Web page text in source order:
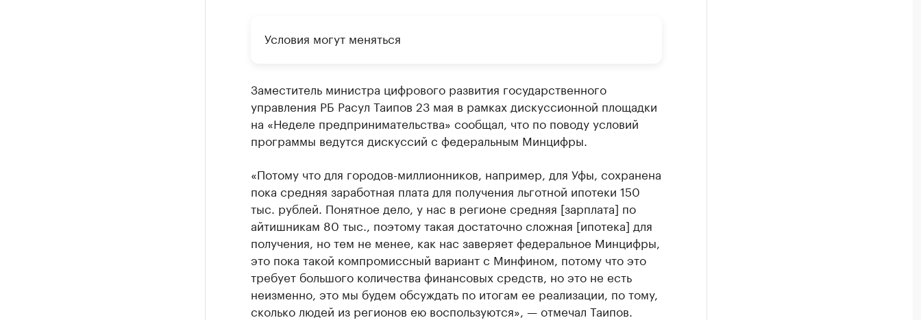
Условия могут меняться
Заместитель министра цифрового развития государственного
управления РБ Расул Таипов 23 мая в рамках дискуссионной площадки
на «Неделе предпринимательства» сообщал, что по поводу условий
программы ведутся дискуссий с федеральным Минцифры.
«Потому что для городов-миллионников, например, для Уфы, сохранена
пока средняя заработная плата для получения льготной ипотеки 150
тыс. рублей. Понятное дело, у нас в регионе средняя [зарплата] по
айтишникам 80 тыс., поэтому такая достаточно сложная [ипотека] для
получения, но тем не менее, как нас заверяет федеральное Минцифры,
это пока такой компромиссный вариант с Минфином, потому что это
требует большого количества финансовых средств, но это не есть
неизменно, это мы будем обсуждать по итогам ее реализации, по тому,
сколько людей из регионов ею воспользуются», — отмечал Таипов.